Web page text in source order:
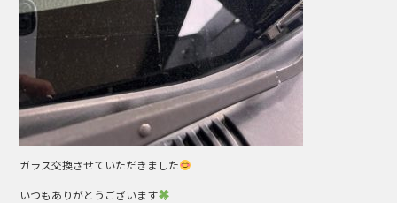
ガラス交換させていただきました
いつもありがとうございます